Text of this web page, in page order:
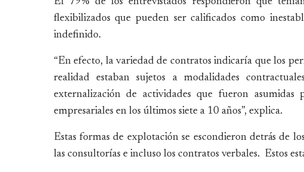
flexibilizados que pueden ser calificados como
indefinido.
“En efecto, la variedad de contratos indicaría que los
realidad estaban sujetos a modalidades
externalización de actividades que fueron
empresariales en los últimos siete a 10 años”, explica.
Estas formas de explotación se escondieron detrás de
las consultorías e incluso los contratos verbales. Estos